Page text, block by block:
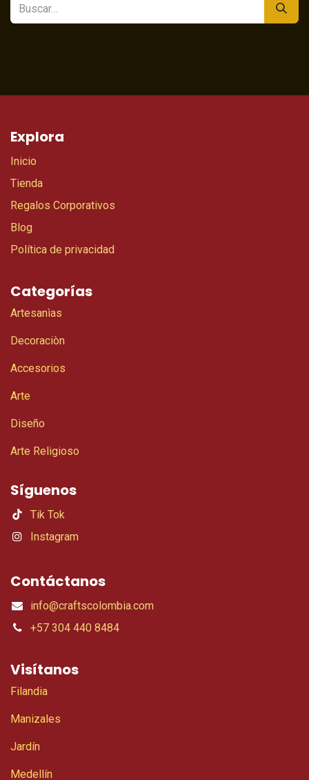
Explora
Inicio
Tienda
Regalos Corporativos
Blog
Política de privacidad
Categorías
Artesanìas
Decoraciòn
Accesorios
Arte
Diseño
Arte Religioso
Síguenos
Tik Tok
Instagram
Contáctanos
info@craftscolombia.com
+57 304 440 8484
Visítanos
Filandia
Manizales
Jardín
Medellín